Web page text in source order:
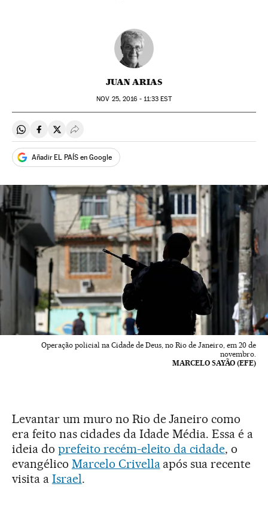
JUAN ARIAS
NOV 25, 2016 - 11:33 EST
Compartir en Whatsapp
Compartir en Facebook
Compartir en Twitter
Desplegar Redes Sociales
Añadir EL PAÍS en Google
Operação policial na Cidade de Deus, no Rio de Janeiro, em 20 de
novembro.
MARCELO SAYÃO (EFE)
Levantar um muro no Rio de Janeiro como
era feito nas cidades da Idade Média. Essa é a
ideia do prefeito recém-eleito da cidade, o
evangélico Marcelo Crivellaapós sua recente
visita a Israel.